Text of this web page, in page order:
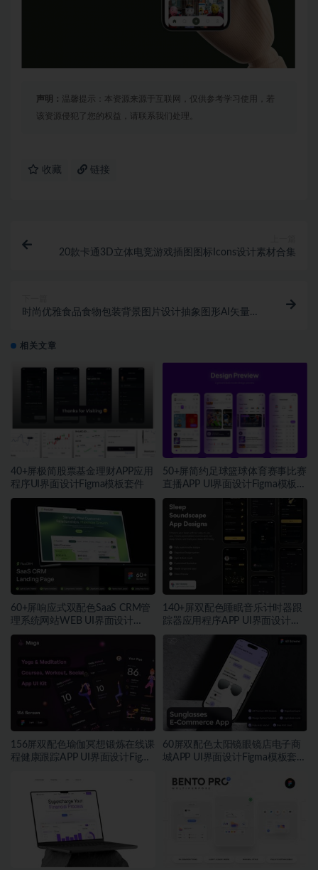
声明： 温馨提示：本资源来源于互联网，仅供参考学习使用，若
该资源侵犯了您的权益，请联系我们处理。
收藏 链接
20款卡通3D立体电竞游戏插图图标Icons设计素材合集
时尚优雅食品食物包装背景图片设计抽象图形AI矢量设
相关文章
40+屏极简股票基金理财APP应用
程序UI界面设计Figma模板套件
50+屏简约足球篮球体育赛事比赛
直播APP UI界面设计Figma模板套
件
60+屏响应式双配色SaaS CRM管
理系统网站WEB UI界面设计
Figma模板套件
140+屏双配色睡眠音乐计时器跟
踪器应用程序APP UI界面设计
Figma模板
156屏双配色瑜伽冥想锻炼在线课
程健康跟踪APP UI界面设计Figma
60屏双配色太阳镜眼镜店电子商
城APP UI界面设计Figma模板套件